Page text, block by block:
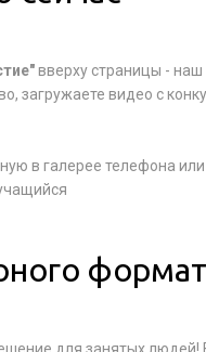
вверху страницы -
загружаете видео с
в галерее телефона